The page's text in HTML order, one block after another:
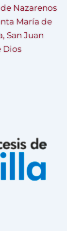
Nazarenos
María de
San Juan
Dios